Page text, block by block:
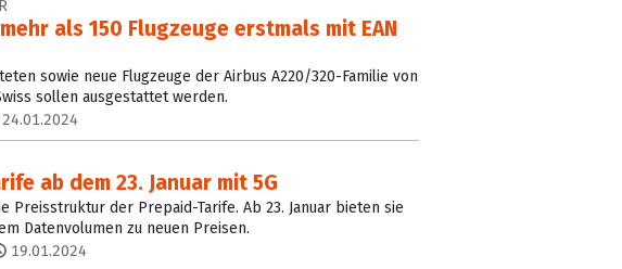
als 150 Flugzeuge erstmals mit EAN
sowie neue Flugzeuge der Airbus A220/320-Familie von
sollen ausgestattet werden.
24.01.2024
ab dem 23. Januar mit 5G
Preisstruktur der Prepaid-Tarife. Ab 23. Januar bieten sie
Datenvolumen zu neuen Preisen.
19.01.2024